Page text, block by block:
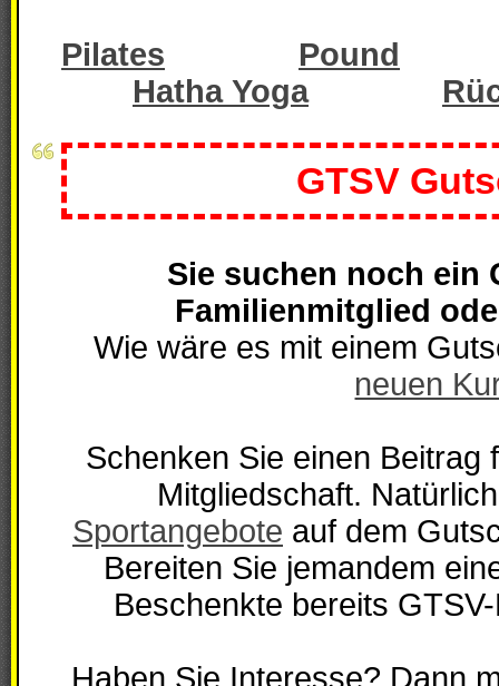
Pilates
Pound
Hatha Yoga
GTSV
Sie suchen noch ein
Familienmitglied
Wie wäre es mit einem
neuen
Schenken Sie einen Beitrag
Sportangebote auf dem
Bereiten Sie jemandem
Beschenkte bereits
Haben Sie Interesse? Dann